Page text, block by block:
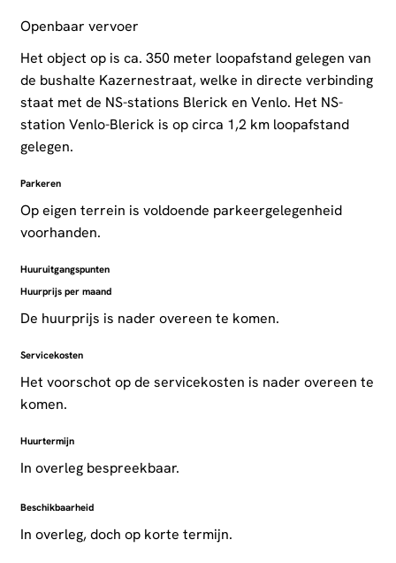
Openbaar vervoer
Het object op is ca. 350 meter loopafstand gelegen van
de bushalte Kazernestraat, welke in directe verbinding
staat met de NS-stations Blerick en Venlo. Het NS-
station Venlo-Blerick is op circa 1,2 km loopafstand
gelegen.
Parkeren
Op eigen terrein is voldoende parkeergelegenheid
voorhanden.
Huuruitgangspunten
Huurprijs per maand
De huurprijs is nader overeen te komen.
Servicekosten
Het voorschot op de servicekosten is nader overeen te
komen.
Huurtermijn
In overleg bespreekbaar.
Beschikbaarheid
In overleg, doch op korte termijn.